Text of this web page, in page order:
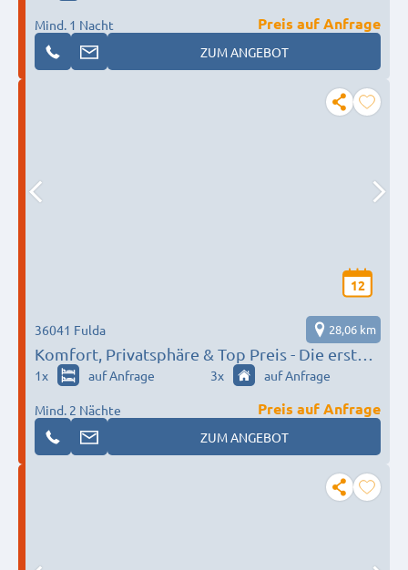
Mind. 1 Nacht
Preis auf Anfrage
ZUM ANGEBOT
12
Komfort, Privatsphäre & Top Preis - Die erste
Wahl für anspruchsvolle Monteure
36041 Fulda 28,06 km
1x auf Anfrage 3x auf Anfrage
Mind. 2 Nächte
Preis auf Anfrage
ZUM ANGEBOT